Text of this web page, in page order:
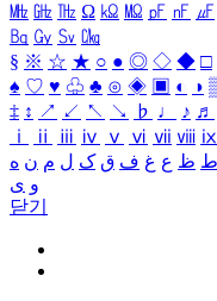
㎒ ㎓ ㎔ Ω ㏀ ㏁ ㎊ ㎋ ㎌
㏃ ㏉ ㏜ ㏆
§ ※ ☆ ★ ○ ● ◎ ◇ ◆ □
♠ ♡ ♥ ♧ ♣ ⊙ ◈ ▣ ◐ ◑
‡ ↕ ↗ ↙ ↖ ↘ ♭ ♩ ♪ ♬
ⅰ
ⅱ ⅲ ⅳ ⅴ ⅵ ⅶ ⅷ ⅸ
ط ظ ع غ ف ق ک ل م ن ه
و ی
닫기